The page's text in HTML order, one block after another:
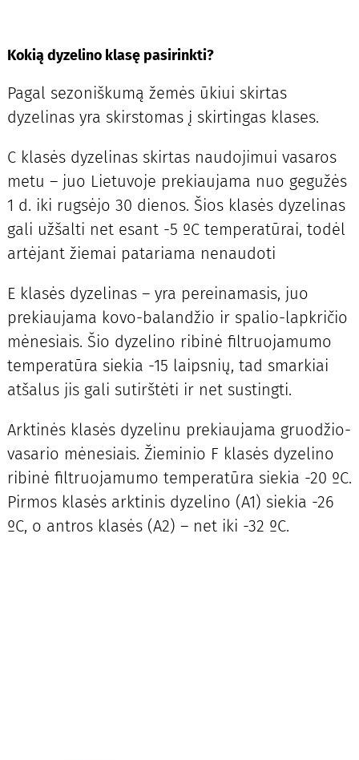
Kokią dyzelino klasę pasirinkti?
Pagal sezoniškumą žemės ūkiui skirtas
dyzelinas yra skirstomas į skirtingas klases.
C klasės dyzelinas skirtas naudojimui vasaros
metu – juo Lietuvoje prekiaujama nuo gegužės
1 d. iki rugsėjo 30 dienos. Šios klasės dyzelinas
gali užšalti net esant -5 ºC temperatūrai, todėl
artėjant žiemai patariama nenaudoti
E klasės dyzelinas – yra pereinamasis, juo
prekiaujama kovo-balandžio ir spalio-lapkričio
mėnesiais. Šio dyzelino ribinė filtruojamumo
temperatūra siekia -15 laipsnių, tad smarkiai
atšalus jis gali sutirštėti ir net sustingti.
Arktinės klasės dyzelinu prekiaujama gruodžio-
vasario mėnesiais. Žieminio F klasės dyzelino
ribinė filtruojamumo temperatūra siekia -20 ºC.
Pirmos klasės arktinis dyzelino (A1) siekia -26
ºC, o antros klasės (A2) – net iki -32 ºC.